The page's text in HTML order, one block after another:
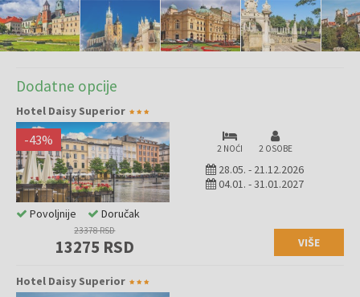
Dodatne opcije
Hotel Daisy Superior
-43% 2 NOĆI 2 OSOBE
28.05. - 21.12.2026
04.01. -31.01.2027
23378 RSD
13275 RSD VIŠE
Povoljnije Doručak
Hotel Daisy Superior